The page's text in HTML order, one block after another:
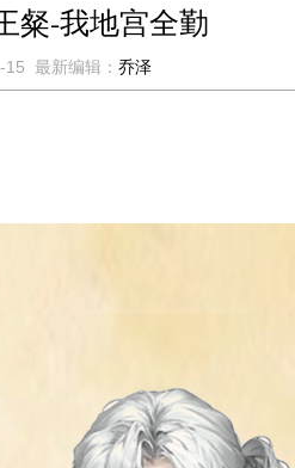
粲-我地宫全勤
15 最新编辑： 乔泽